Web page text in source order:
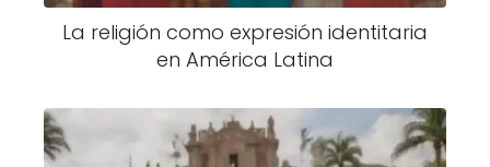
La religión como expresión identitaria
en América Latina